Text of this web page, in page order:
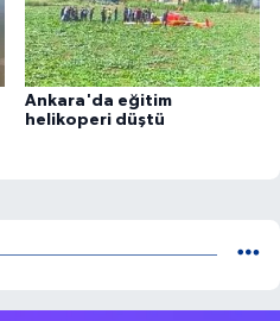
Ankara'da eğitim
helikoperi düştü